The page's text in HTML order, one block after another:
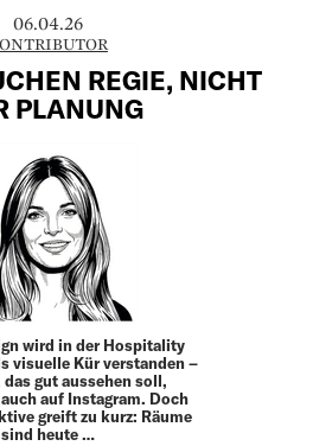
06.04.26
REGIE, NICHT
PLANUNG
wird in der Hos­pitality
visuelle Kür ­verstanden –
das gut aussehen soll,
auf Insta­gram. Doch
greift zu kurz: Räume
sind heute …